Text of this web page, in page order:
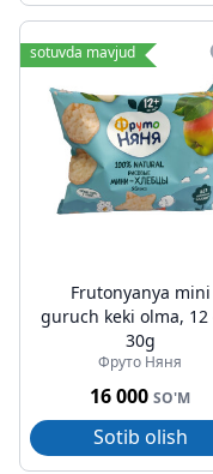
sotuvda mavjud
Frutonyanya mini
guruch keki olma, 12
30g
Фруто Няня
16 000 SO'M
Sotib olish